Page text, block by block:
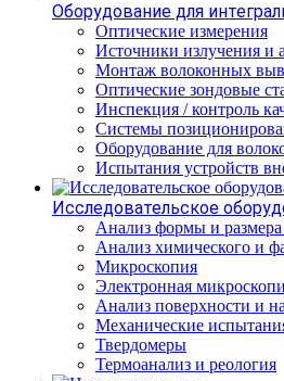
Оборудование для
Оптические измерения
Источники излучения и
Монтаж волоконных
Оптические зондовые
Инспекция / контроль
Системы
Оборудование для
Испытания устройств
Исследовательское
Анализ формы и размера
Анализ химического и
Микроскопия
Электронная
Анализ поверхности и
Механические
Твердомеры
Термоанализ и реология